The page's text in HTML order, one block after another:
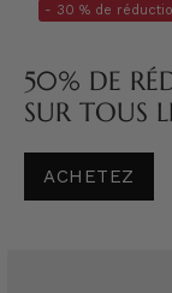
- 30 % de
50% DE
SUR TOUS
ACHETEZ